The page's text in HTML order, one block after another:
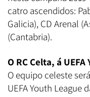
catro ascendidos:
Galicia), CD Arenal
(Cantabria).
O RC Celta, á
O equipo celeste
UEFA Youth League